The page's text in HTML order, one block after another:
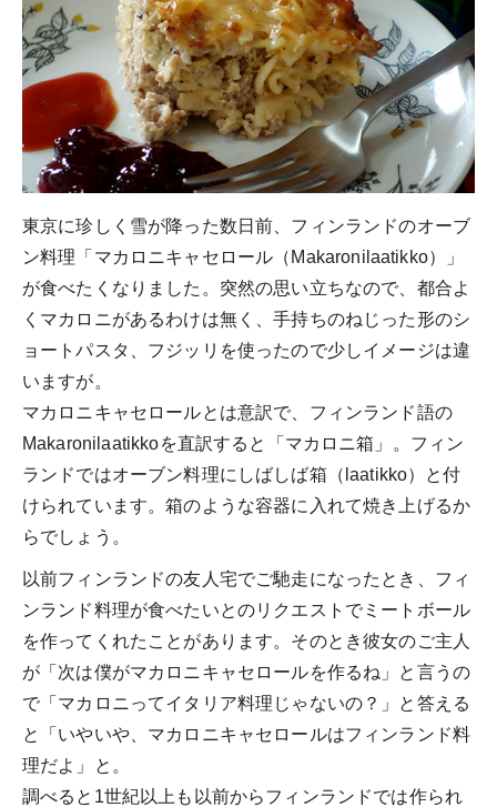
東京に珍しく雪が降った数日前、フィンランドのオーブ
ン料理「マカロニキャセロール（Makaronilaatikko）」
が食べたくなりました。突然の思い立ちなので、都合よ
くマカロニがあるわけは無く、手持ちのねじった形のシ
ョートパスタ、フジッリを使ったので少しイメージは違
いますが。
マカロニキャセロールとは意訳で、フィンランド語の
Makaronilaatikkoを直訳すると「マカロニ箱」。フィン
ランドではオーブン料理にしばしば箱（laatikko）と付
けられています。箱のような容器に入れて焼き上げるか
らでしょう。
以前フィンランドの友人宅でご馳走になったとき、フィ
ンランド料理が食べたいとのリクエストでミートボール
を作ってくれたことがあります。そのとき彼女のご主人
が「次は僕がマカロニキャセロールを作るね」と言うの
で「マカロニってイタリア料理じゃないの？」と答える
と「いやいや、マカロニキャセロールはフィンランド料
理だよ」と。
調べると1世紀以上も以前からフィンランドでは作られ